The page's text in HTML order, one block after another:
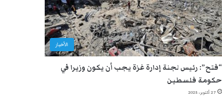
الأخبار
“فتح”: رئيس لجنة إدارة غزة يجب أن يكون وزيرا في
حكومة فلسطين
27 أكتوبر، 2025